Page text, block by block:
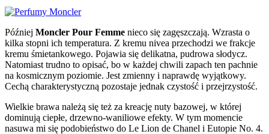
Później Moncler Pour Femme nieco się zagęszczają. Wzrasta o
kilka stopni ich temperatura. Z kremu nivea przechodzi we frakcje
kremu śmietankowego. Pojawia się delikatna, pudrowa słodycz.
Natomiast trudno to opisać, bo w każdej chwili zapach ten pachnie
na kosmicznym poziomie. Jest zmienny i naprawdę wyjątkowy.
Cechą charakterystyczną pozostaje jednak czystość i przejrzystość.
Wielkie brawa należą się też za kreację nuty bazowej, w której
dominują ciepłe, drzewno-waniliowe efekty. W tym momencie
nasuwa mi się podobieństwo do Le Lion de Chanel i Eutopie No. 4.